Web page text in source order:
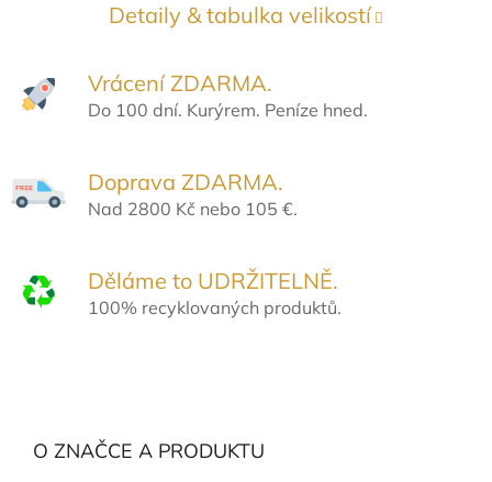
Detaily & tabulka velikostí
Vrácení ZDARMA.
Do 100 dní. Kurýrem. Peníze hned.
Doprava ZDARMA.
Nad 2800 Kč nebo 105 €.
Děláme to UDRŽITELNĚ.
100% recyklovaných produktů.
O ZNAČCE A PRODUKTU